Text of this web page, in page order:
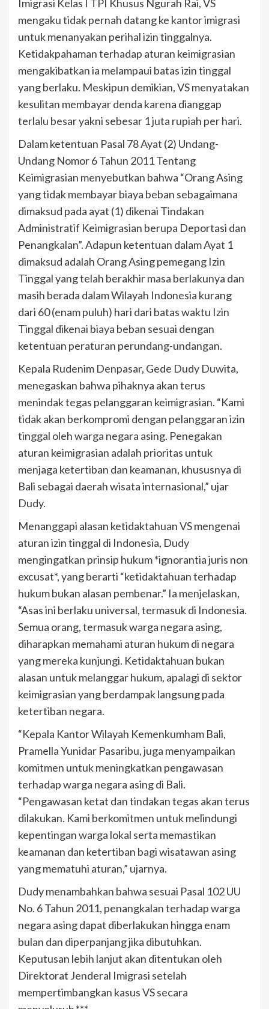
Imigrasi Kelas I TPI Khusus Ngurah Rai, VS
mengaku tidak pernah datang ke kantor imigrasi
untuk menanyakan perihal izin tinggalnya.
Ketidakpahaman terhadap aturan keimigrasian
mengakibatkan ia melampaui batas izin tinggal
yang berlaku. Meskipun demikian, VS menyatakan
kesulitan membayar denda karena dianggap
terlalu besar yakni sebesar 1 juta rupiah per hari.
Dalam ketentuan Pasal 78 Ayat (2) Undang-
Undang Nomor 6 Tahun 2011 Tentang
Keimigrasian menyebutkan bahwa “Orang Asing
yang tidak membayar biaya beban sebagaimana
dimaksud pada ayat (1) dikenai Tindakan
Administratif Keimigrasian berupa Deportasi dan
Penangkalan”. Adapun ketentuan dalam Ayat 1
dimaksud adalah Orang Asing pemegang Izin
Tinggal yang telah berakhir masa berlakunya dan
masih berada dalam Wilayah Indonesia kurang
dari 60 (enam puluh) hari dari batas waktu Izin
Tinggal dikenai biaya beban sesuai dengan
ketentuan peraturan perundang-undangan.
Kepala Rudenim Denpasar, Gede Dudy Duwita,
menegaskan bahwa pihaknya akan terus
menindak tegas pelanggaran keimigrasian. “Kami
tidak akan berkompromi dengan pelanggaran izin
tinggal oleh warga negara asing. Penegakan
aturan keimigrasian adalah prioritas untuk
menjaga ketertiban dan keamanan, khususnya di
Bali sebagai daerah wisata internasional,” ujar
Dudy.
Menanggapi alasan ketidaktahuan VS mengenai
aturan izin tinggal di Indonesia, Dudy
mengingatkan prinsip hukum *ignorantia juris non
excusat*, yang berarti “ketidaktahuan terhadap
hukum bukan alasan pembenar.” Ia menjelaskan,
“Asas ini berlaku universal, termasuk di Indonesia.
Semua orang, termasuk warga negara asing,
diharapkan memahami aturan hukum di negara
yang mereka kunjungi. Ketidaktahuan bukan
alasan untuk melanggar hukum, apalagi di sektor
keimigrasian yang berdampak langsung pada
ketertiban negara.
“Kepala Kantor Wilayah Kemenkumham Bali,
Pramella Yunidar Pasaribu, juga menyampaikan
komitmen untuk meningkatkan pengawasan
terhadap warga negara asing di Bali.
“Pengawasan ketat dan tindakan tegas akan terus
dilakukan. Kami berkomitmen untuk melindungi
kepentingan warga lokal serta memastikan
keamanan dan ketertiban bagi wisatawan asing
yang mematuhi aturan,” ujarnya.
Dudy menambahkan bahwa sesuai Pasal 102 UU
No. 6 Tahun 2011, penangkalan terhadap warga
negara asing dapat diberlakukan hingga enam
bulan dan diperpanjang jika dibutuhkan.
Keputusan lebih lanjut akan ditentukan oleh
Direktorat Jenderal Imigrasi setelah
mempertimbangkan kasus VS secara